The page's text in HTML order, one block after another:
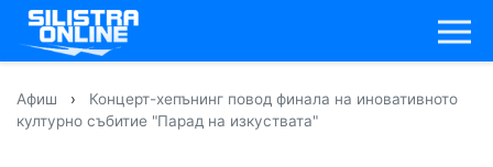
Афиш ›
Концерт-хепънинг повод финала на иновативното
културно събитие "Парад на изкуствата"